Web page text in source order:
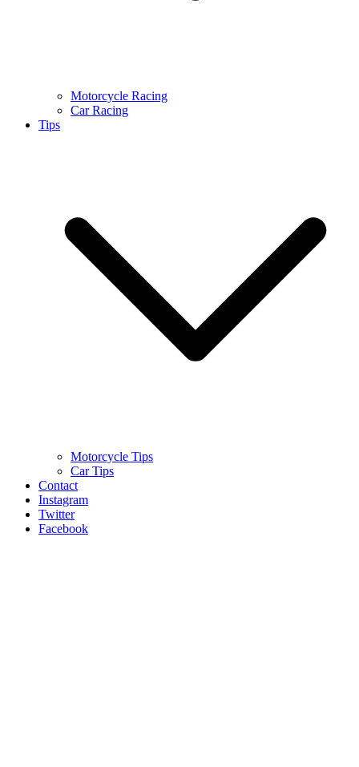
Motorcycle Racing
Car Racing
Tips
Motorcycle Tips
Car Tips
Contact
Instagram
Twitter
Facebook